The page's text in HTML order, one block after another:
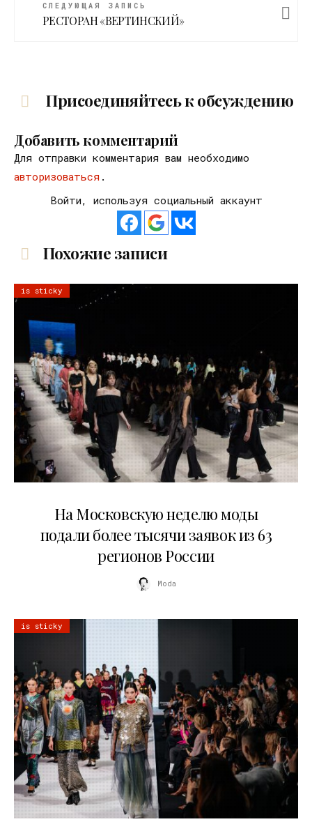
СЛЕДУЮЩАЯ ЗАПИСЬ
РЕСТОРАН «ВЕРТИНСКИЙ»
Присоединяйтесь к обсуждению
Добавить комментарий
Для отправки комментария вам необходимо
авторизоваться .
Войти, используя социальный аккаунт
Похожие записи
is sticky
На Московскую неделю моды
подали более тысячи заявок из 63
регионов России
Moda
is sticky